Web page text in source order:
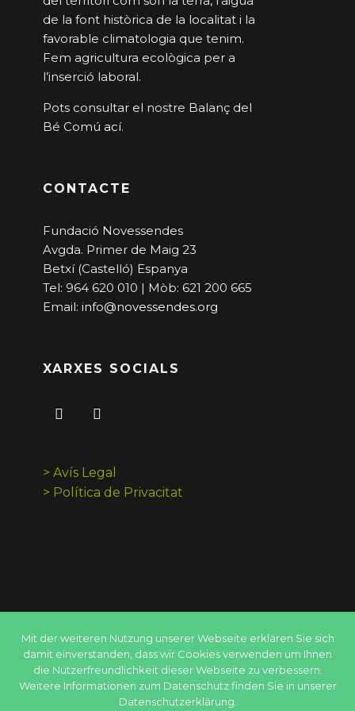
de la font històrica de la localitat i la
favorable climatologia que tenim.
Fem agricultura ecològica per a
l’inserció laboral.
Pots consultar el nostre Balanç del
Bé Comú ací.
CONTACTE
Fundació Novessendes
Avgda. Primer de Maig 23
Betxí (Castelló) Espanya
Tel: 964 620 010 | Mòb: 621 200 665
Email: info@novessendes.org
XARXES SOCIALS
> Avís Legal
> Política de Privacitat
@2021 Fundació Novessendes
Mit der weiteren Nutzung unserer Webseite erklären Sie sich
damit einverstanden, dass wir Cookies verwenden um Ihnen
die Nutzerfreundlichkeit dieser Webseite zu verbessern.
Weitere Informationen zum Datenschutz finden Sie in unserer
Datenschutzerklärung.